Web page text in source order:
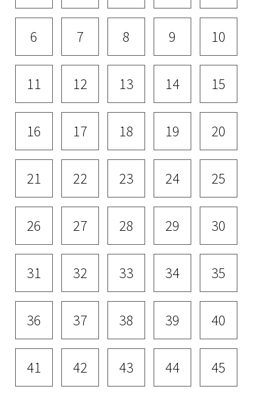
6 7 8 9 10
11 12 13 14 15
16 17 18 19 20
21 22 23 24 25
26 27 28 29 30
31 32 33 34 35
36 37 38 39 40
41 42 43 44 45